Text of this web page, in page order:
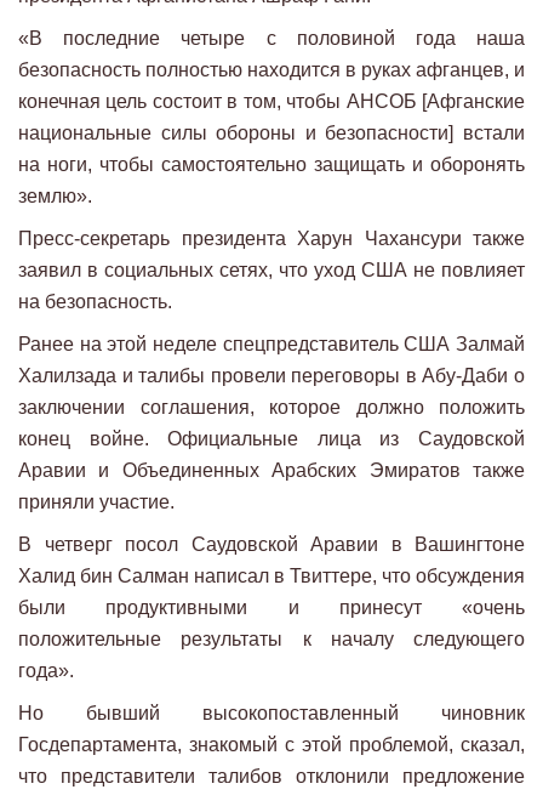
«В последние четыре с половиной года наша
безопасность полностью находится в руках афганцев, и
конечная цель состоит в том, чтобы АНСОБ [Афганские
национальные силы обороны и безопасности] встали
на ноги, чтобы самостоятельно защищать и оборонять
землю».
Пресс-секретарь президента Харун Чахансури также
заявил в социальных сетях, что уход США не повлияет
на безопасность.
Ранее на этой неделе спецпредставитель США Залмай
Халилзада и талибы провели переговоры в Абу-Даби о
заключении соглашения, которое должно положить
конец войне. Официальные лица из Саудовской
Аравии и Объединенных Арабских Эмиратов также
приняли участие.
В четверг посол Саудовской Аравии в Вашингтоне
Халид бин Салман написал в Твиттере, что обсуждения
были продуктивными и принесут «очень
положительные результаты к началу следующего
года».
Но бывший высокопоставленный чиновник
Госдепартамента, знакомый с этой проблемой, сказал,
что представители талибов отклонили предложение